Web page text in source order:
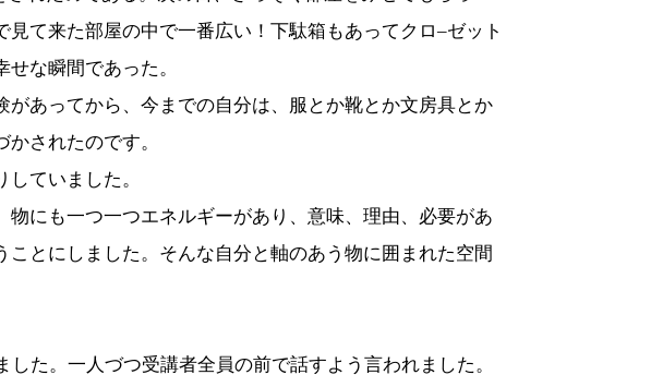
て来た部屋の中で一番広い！下駄箱もあってクロ–ゼット
な瞬間であった。
あってから、今までの自分は、服とか靴とか文房具とか
されたのです。
ていました。
にも一つ一つエネルギーがあり、意味、理由、必要があ
とにしました。そんな自分と軸のあう物に囲まれた空間
た。一人づつ受講者全員の前で話すよう言われました。